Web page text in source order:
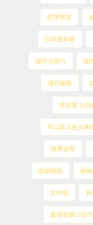
乾淨整潔
住得更舒適
儲存小技巧 儲
儲存服務
再次愛上你
可以放入多少東
換季必學
收納秘技 收
文件箱
處理衣物小技巧